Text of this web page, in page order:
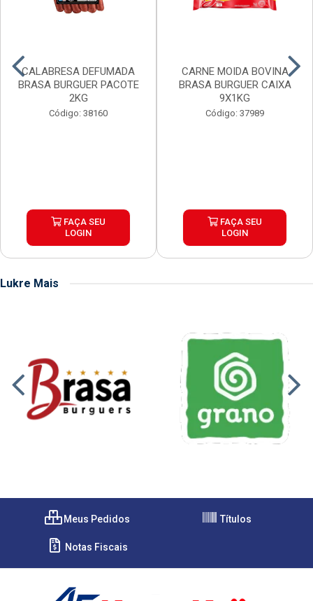
CALABRESA DEFUMADA
BRASA BURGUER PACOTE
2KG
Código: 38160
FAÇA SEU
LOGIN
CARNE MOIDA BOVINA
BRASA BURGUER CAIXA
9X1KG
Código: 37989
FAÇA SEU
LOGIN
Lukre Mais
Meus Pedidos Títulos
Notas Fiscais